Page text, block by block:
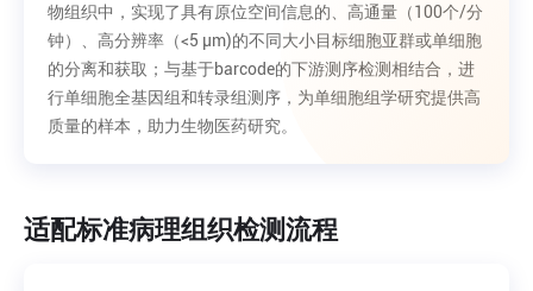
物组织中，实现了具有原位空间信息的、高通量（100个/分
钟）、高分辨率（<5 μm)的不同大小目标细胞亚群或单细胞
的分离和获取；与基于barcode的下游测序检测相结合，进
行单细胞全基因组和转录组测序，为单细胞组学研究提供高
质量的样本，助力生物医药研究。
适配标准病理组织检测流程